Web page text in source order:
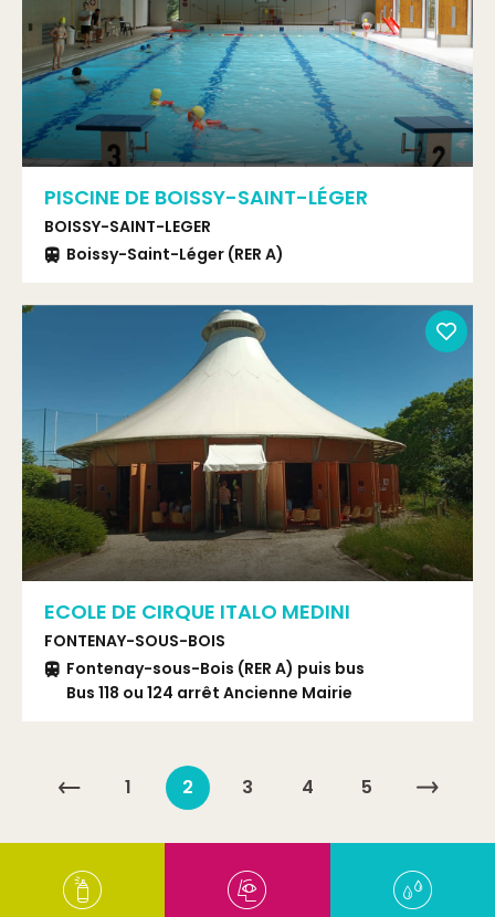
PISCINE DE BOISSY-SAINT-LÉGER
BOISSY-SAINT-LEGER
Boissy-Saint-Léger (RER A)
ECOLE DE CIRQUE ITALO MEDINI
FONTENAY-SOUS-BOIS
Fontenay-sous-Bois (RER A) puis bus
Bus 118 ou 124 arrêt Ancienne Mairie
1 2 3 4 5